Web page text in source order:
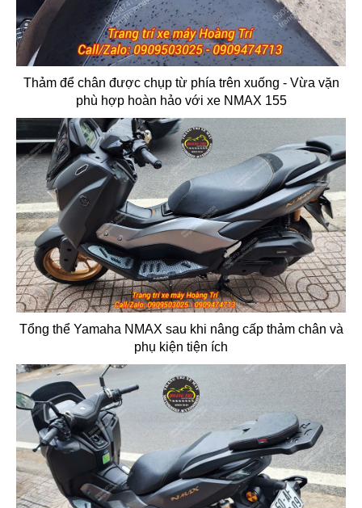
Thảm để chân được chụp từ phía trên xuống - Vừa vặn
phù hợp hoàn hảo với xe NMAX 155
Tổng thể Yamaha NMAX sau khi nâng cấp thảm chân và
phụ kiện tiện ích